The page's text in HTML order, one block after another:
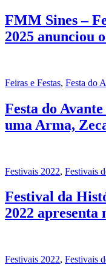
FMM Sines –
2025 anunciou
Feiras e Festas, Festa do
Festa do
uma Arma,
Festivais 2022, Festivais
Festival da
2022 apresenta
Festivais 2022, Festivais